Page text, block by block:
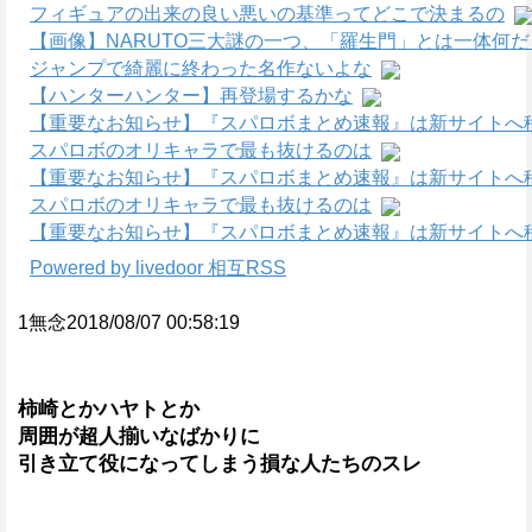
フィギュアの出来の良い悪いの基準ってどこで決まるの
【画像】NARUTO三大謎の一つ、「羅生門」とは一体何
ジャンプで綺麗に終わった名作ないよな
【ハンターハンター】再登場するかな
【重要なお知らせ】『スパロボまとめ速報』は新サイトへ
スパロボのオリキャラで最も抜けるのは
【重要なお知らせ】『スパロボまとめ速報』は新サイトへ
スパロボのオリキャラで最も抜けるのは
【重要なお知らせ】『スパロボまとめ速報』は新サイトへ
Powered by livedoor 相互RSS
1無念2018/08/07 00:58:19
柿崎とかハヤトとか
周囲が超人揃いなばかりに
引き立て役になってしまう損な人たちのスレ